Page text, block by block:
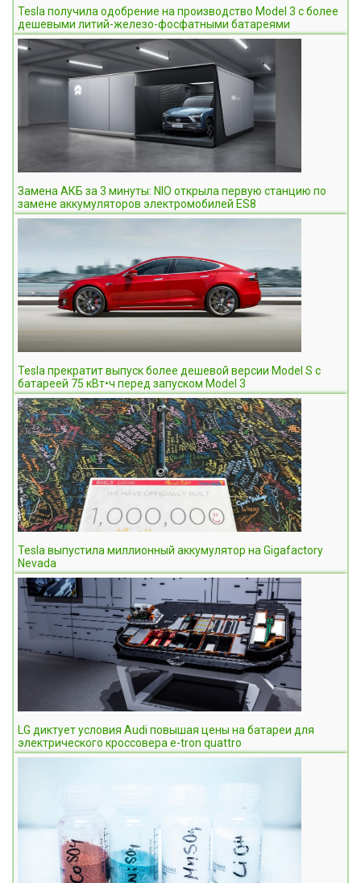
Tesla получила одобрение на производство Model 3 с более
дешевыми литий-железо-фосфатными батареями
Замена АКБ за 3 минуты: NIO открыла первую станцию по
замене аккумуляторов электромобилей ES8
Tesla прекратит выпуск более дешевой версии Model S с
батареей 75 кВт•ч перед запуском Model 3
Tesla выпустила миллионный аккумулятор на Gigafactory
Nevada
LG диктует условия Audi повышая цены на батареи для
электрического кроссовера e-tron quattro